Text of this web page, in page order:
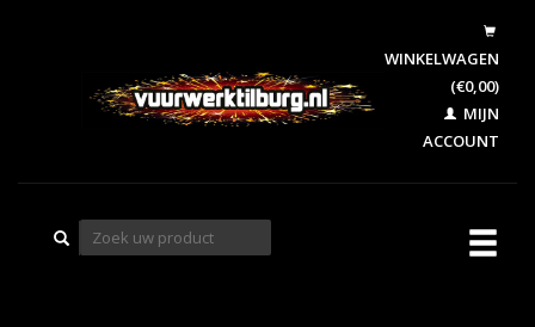
WINKELWAGEN
(€0,00)
MIJN
ACCOUNT